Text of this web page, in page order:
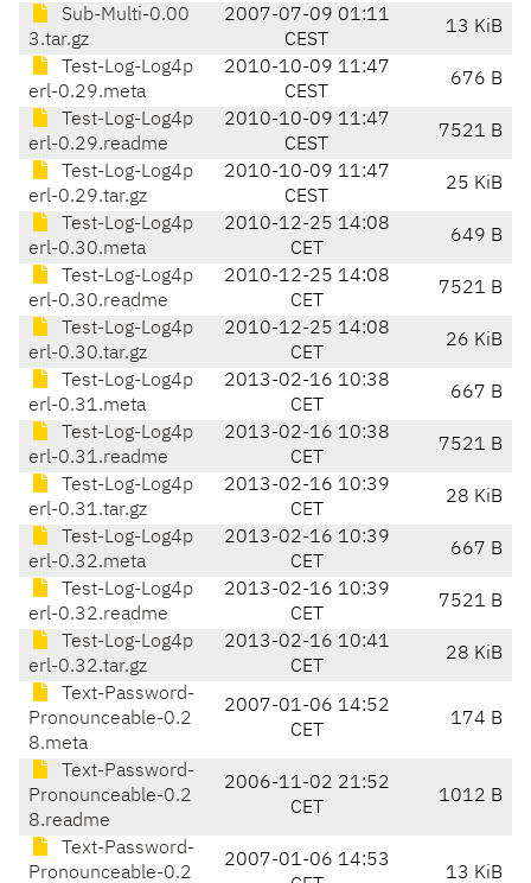
Sub-Multi-0.00
3.tar.gz
2007-07-09 01:11
CEST
13 KiB
Test-Log-Log4p
erl-0.29.meta
2010-10-09 11:47
CEST
676 B
Test-Log-Log4p
erl-0.29.readme
2010-10-09 11:47
CEST
7521 B
Test-Log-Log4p
erl-0.29.tar.gz
2010-10-09 11:47
CEST
25 KiB
Test-Log-Log4p
erl-0.30.meta
2010-12-25 14:08
CET
649 B
Test-Log-Log4p
erl-0.30.readme
2010-12-25 14:08
CET
7521 B
Test-Log-Log4p
erl-0.30.tar.gz
2010-12-25 14:08
CET
26 KiB
Test-Log-Log4p
erl-0.31.meta
2013-02-16 10:38
CET
667 B
Test-Log-Log4p
erl-0.31.readme
2013-02-16 10:38
CET
7521 B
Test-Log-Log4p
erl-0.31.tar.gz
2013-02-16 10:39
CET
28 KiB
Test-Log-Log4p
erl-0.32.meta
2013-02-16 10:39
CET
667 B
Test-Log-Log4p
erl-0.32.readme
2013-02-16 10:39
CET
7521 B
Test-Log-Log4p
erl-0.32.tar.gz
2013-02-16 10:41
CET
28 KiB
Text-Password-
Pronounceable-0.2
8.meta
2007-01-06 14:52
CET
174 B
Text-Password-
Pronounceable-0.2
8.readme
2006-11-02 21:52
CET
1012 B
Text-Password-
Pronounceable-0.2
2007-01-06 14:53
13 KiB